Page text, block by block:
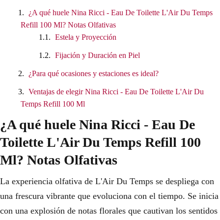
¿A qué huele Nina Ricci - Eau De Toilette L'Air Du Temps
Refill 100 Ml? Notas Olfativas
Estela y Proyección
Fijación y Duración en Piel
¿Para qué ocasiones y estaciones es ideal?
Ventajas de elegir Nina Ricci - Eau De Toilette L'Air Du
Temps Refill 100 Ml
¿A qué huele Nina Ricci - Eau De
Toilette L'Air Du Temps Refill 100
Ml? Notas Olfativas
La experiencia olfativa de L'Air Du Temps se despliega con
una frescura vibrante que evoluciona con el tiempo. Se inicia
con una explosión de notas florales que cautivan los sentidos